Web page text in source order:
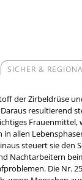
SICHER &
der Zirbeldrüse
resultierend
Frauenmittel,
in allen
steuert sie den
Nachtarbeitern
Die Nr.